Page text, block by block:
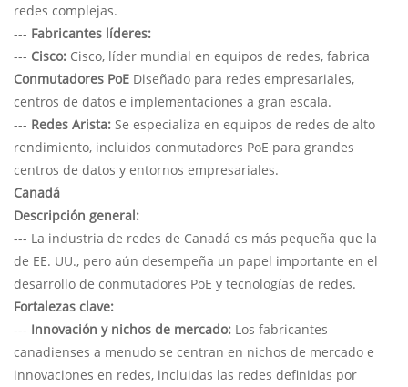
redes complejas.
--- Fabricantes líderes:
--- Cisco: Cisco, líder mundial en equipos de redes, fabrica
Conmutadores PoE Diseñado para redes empresariales,
centros de datos e implementaciones a gran escala.
--- Redes Arista: Se especializa en equipos de redes de alto
rendimiento, incluidos conmutadores PoE para grandes
centros de datos y entornos empresariales.
Canadá
Descripción general:
--- La industria de redes de Canadá es más pequeña que la
de EE. UU., pero aún desempeña un papel importante en el
desarrollo de conmutadores PoE y tecnologías de redes.
Fortalezas clave:
--- Innovación y nichos de mercado: Los fabricantes
canadienses a menudo se centran en nichos de mercado e
innovaciones en redes, incluidas las redes definidas por